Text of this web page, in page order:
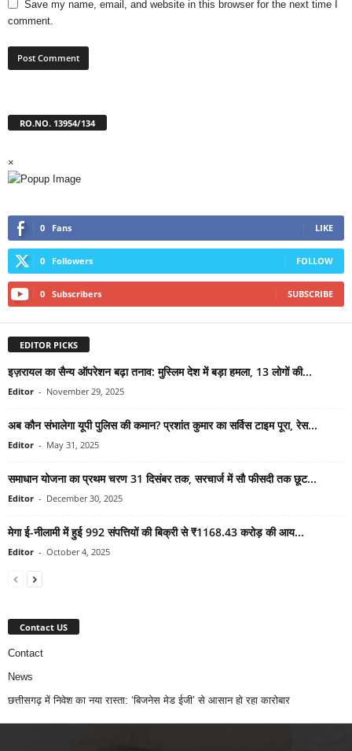
Save my name, email, and website in this browser for the next time I
comment.
RO.NO. 13954/134
×
0 Fans LIKE
0 Followers FOLLOW
0 Subscribers SUBSCRIBE
EDITOR PICKS
इज़रायल का सैन्य ऑपरेशन बढ़ा तनाव: मुस्लिम देश में बड़ा हमला, 13 लोगों की...
Editor - November 29, 2025
अब कौन संभालेगा यूपी पुलिस की कमान? प्रशांत कुमार का सर्विस टाइम पूरा, रेस...
Editor - May 31, 2025
समाधान योजना का प्रथम चरण 31 दिसंबर तक, सरचार्ज में सौ फीसदी तक छूट...
Editor - December 30, 2025
मेगा ई-नीलामी में हुई 992 संपत्तियों की बिक्री से ₹1168.43 करोड़ की आय...
Editor - October 4, 2025
Contact US
Contact
News
छत्तीसगढ़ में निवेश का नया रास्ता: ‘बिजनेस मेड ईजी’ से आसान हो रहा कारोबार